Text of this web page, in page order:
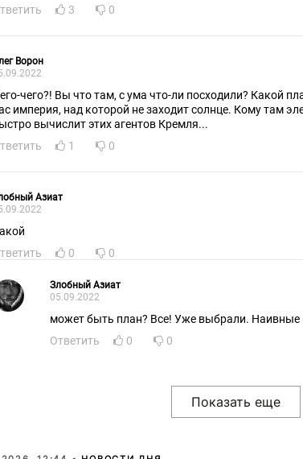
3 0
Ворон
чего?! Вы что там, с ума что-ли посходили? Какой
империя, над которой не заходит солнце. Кому там
вычислит этих агентов Кремля...
1 0
Азиат
0 0
Злобный Азиат
05.09.2022
может быть план? Все! Уже выбрали. Наивные
Ответить
0 0